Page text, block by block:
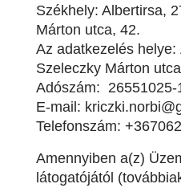
Székhely: Albertirsa,
Márton utca, 42.
Az adatkezelés helye:
Szeleczky Márton
Adószám: 26551025-
E-mail:
Telefonszám:
Amennyiben a(z)
látogatójától